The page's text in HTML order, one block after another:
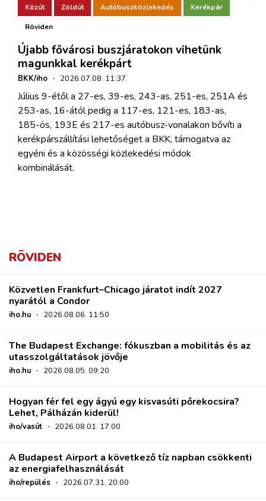
Közút Zöldút Autóbuszközlekedés Kerékpár
Röviden
Újabb fővárosi buszjáratokon vihetünk
magunkkal kerékpárt
BKK/iho · 2026.07.08. 11:37
Július 9-étől a 27-es, 39-es, 243-as, 251-es, 251A és
253-as, 16-ától pedig a 117-es, 121-es, 183-as,
185-ös, 193E és 217-es autóbusz-vonalakon bővíti a
kerékpárszállítási lehetőséget a BKK, támogatva az
egyéni és a közösségi közlekedési módok
kombinálását.
RÖVIDEN
Közvetlen Frankfurt–Chicago járatot indít 2027
nyarától a Condor
iho.hu · 2026.08.06. 11:50
The Budapest Exchange: fókuszban a mobilitás és az
utasszolgáltatások jövője
iho.hu · 2026.08.05. 09:20
Hogyan fér fel egy ágyú egy kisvasúti pőrekocsira?
Lehet, Pálházán kiderül!
iho/vasút · 2026.08.01. 17:00
A Budapest Airport a következő tíz napban csökkenti
az energiafelhasználását
iho/repülés · 2026.07.31. 20:00